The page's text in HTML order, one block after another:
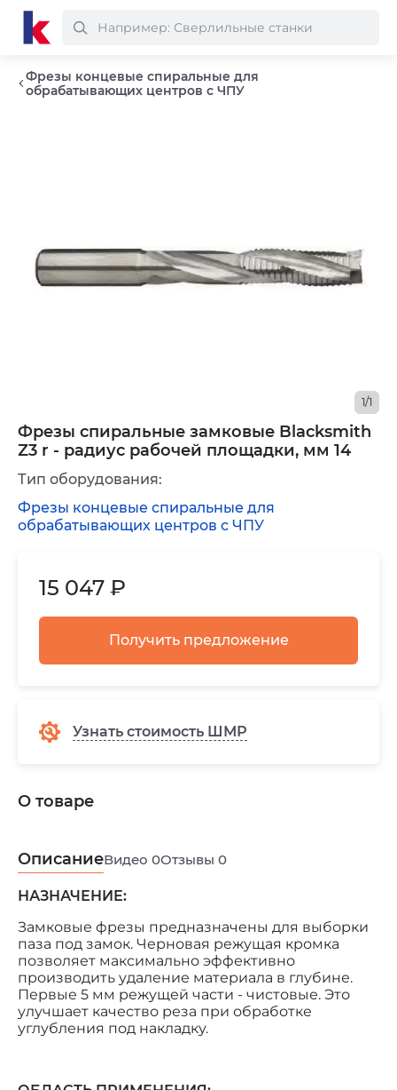
Фрезы концевые спиральные для
обрабатывающих центров с ЧПУ
Фрезы спиральные замковые Blacksmith
Z3 r - радиус рабочей площадки, мм 14
1/1
15 047 ₽
Получить предложение
Узнать стоимость ШМР
Тип оборудования:
Фрезы концевые спиральные для
обрабатывающих центров с ЧПУ
О товаре
ОписаниеВидео 0Отзывы 0
НАЗНАЧЕНИЕ:
Замковые фрезы предназначены для выборки
паза под замок. Черновая режущая кромка
позволяет максимально эффективно
производить удаление материала в глубине.
Первые 5 мм режущей части - чистовые. Это
улучшает качество реза при обработке
углубления под накладку.